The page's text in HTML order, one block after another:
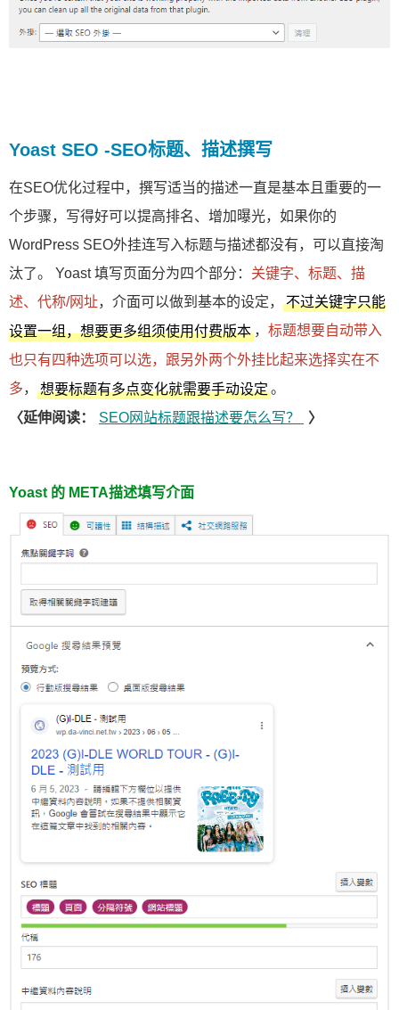
Yoast SEO -SEO标题、描述撰写
在SEO优化过程中，撰写适当的描述一直是基本且重要的一
个步骤，写得好可以提高排名、增加曝光，如果你的
WordPress SEO外挂连写入标题与描述都没有，可以直接淘
汰了。 Yoast 填写页面分为四个部分： 关键字、标题、描
述、代称/网址，介面可以做到基本的设定，
不过关键字只能
设置一组，想要更多组须使用付费版本 ，标题想要自动带入
也只有四种选项可以选，跟另外两个外挂比起来选择实在不
多， 想要标题有多点变化就需要手动设定。
〈延伸阅读：
SEO网站标题跟描述要怎么写？ 〉
Yoast 的 META描述填写介面